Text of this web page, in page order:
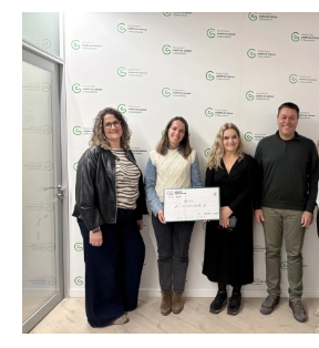
INFARMA
2026
CON
NOVEDADES
Y
REAFIRMA
SU
COMPROMISO
CON
OFICINA